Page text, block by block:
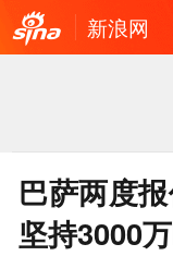
新浪网
巴萨两度
坚持3000